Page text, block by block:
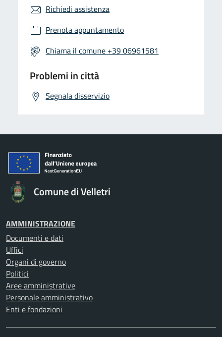
Richiedi assistenza
Prenota appuntamento
Chiama il comune +39 06961581
Problemi in città
Segnala disservizio
Comune di Velletri
AMMINISTRAZIONE
Documenti e dati
Uffici
Organi di governo
Politici
Aree amministrative
Personale amministrativo
Enti e fondazioni